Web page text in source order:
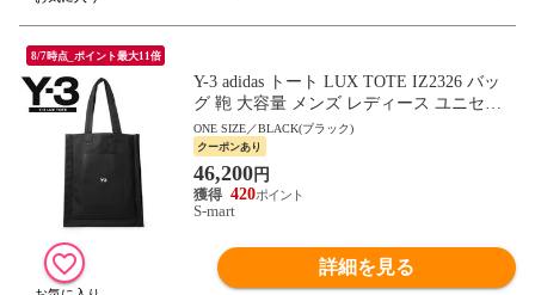
8/7時点_ポイント最大11倍
Y-3 adidas トート LUX TOTE IZ2326 バッ
グ 鞄 大容量 メンズ レディース ユニセッ
クス オールシーズン ロゴ ストリート ヨウ
ジヤマモトワイスリー アディダス
ONE SIZE／BLACK(ブラック)
クーポンあり
46,200円
420
S-mart
詳細を見る